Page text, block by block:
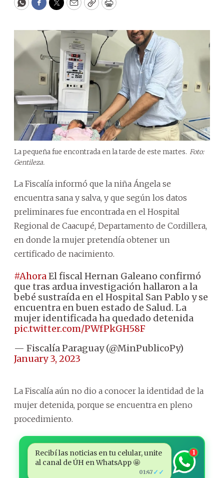
WhatsApp
Facebook
Twitter
EmailCopyPrint
La pequeña fue encontrada en la tarde de este martes. Foto:
Gentileza.
La Fiscalía informó que la niña Ángela se
encuentra sana y salva, y que según los datos
preliminares fue encontrada en el Hospital
Regional de Caacupé, Departamento de Cordillera,
en donde la mujer pretendía obtener un
certificado de nacimiento.
#AhoraEl fiscal Hernan Galeano confirmó
que tras ardua investigación hallaron a la
bebé sustraída en el Hospital San Pablo y se
encuentra en buen estado de Salud. La
mujer identificada ha quedado detenida
pic.twitter.com/PWfPkGH58F
— Fiscalía Paraguay (@MinPublicoPy)
January 3, 2023
La Fiscalía aún no dio a conocer la identidad de la
mujer detenida, porque se encuentra en pleno
procedimiento.
Recibí las noticias en tu celular, unite
al canal de ÚH en WhatsApp 🤩
01:47 ✓✓
1